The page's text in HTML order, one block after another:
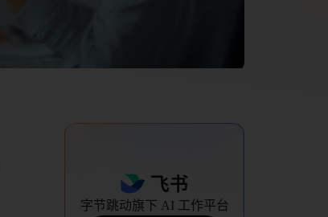
字节跳动旗下 AI 工作平台